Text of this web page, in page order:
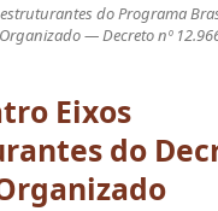
estruturantes do Programa
— Decreto nº
Eixos
do